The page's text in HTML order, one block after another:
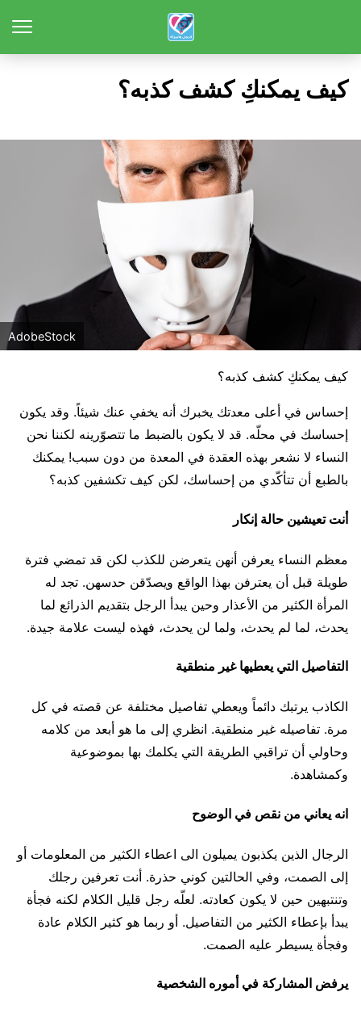
كيف يمكنكِ كشف كذبه؟
AdobeStock
كيف يمكنكِ كشف كذبه؟
إحساس في أعلى معدتك يخبرك أنه يخفي عنك شيئاً. وقد يكون
إحساسك في محلّه. قد لا يكون بالضبط ما تتصوّرينه لكننا نحن
النساء لا نشعر بهذه العقدة في المعدة من دون سبب! يمكنك
بالطبع أن تتأكّدي من إحساسك، لكن كيف تكشفين كذبه؟
أنت تعيشين حالة إنكار
معظم النساء يعرفن أنهن يتعرضن للكذب لكن قد تمضي فترة
طويلة قبل أن يعترفن بهذا الواقع ويصدّقن حدسهن. تجد له
المرأة الكثير من الأعذار وحين يبدأ الرجل بتقديم الذرائع لما
يحدث، لما لم يحدث، ولما لن يحدث، فهذه ليست علامة جيدة.
التفاصيل التي يعطيها غير منطقية
الكاذب يرتبك دائماً ويعطي تفاصيل مختلفة عن قصته في كل
مرة. تفاصيله غير منطقية. انظري إلى ما هو أبعد من كلامه
وحاولي أن تراقبي الطريقة التي يكلمك بها بموضوعية
وكمشاهدة.
انه يعاني من نقص في الوضوح
الرجال الذين يكذبون يميلون الى اعطاء الكثير من المعلومات أو
إلى الصمت، وفي الحالتين كوني حذرة. أنت تعرفين رجلك
وتنتبهين حين لا يكون كعادته. لعلّه رجل قليل الكلام لكنه فجأة
يبدأ بإعطاء الكثير من التفاصيل. أو ربما هو كثير الكلام عادة
وفجأة يسيطر عليه الصمت.
يرفض المشاركة في أموره الشخصية